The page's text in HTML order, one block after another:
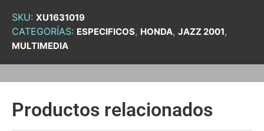
SKU: XU1631019
CATEGORÍAS: ESPECIFICOS, HONDA, JAZZ 2001,
MULTIMEDIA
Productos relacionados